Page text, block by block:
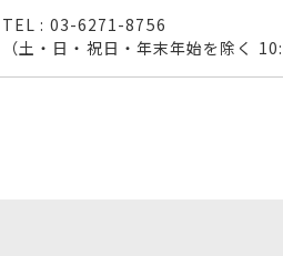
TEL : 03-6271-8756
（土・日・祝日・年末年始を除く